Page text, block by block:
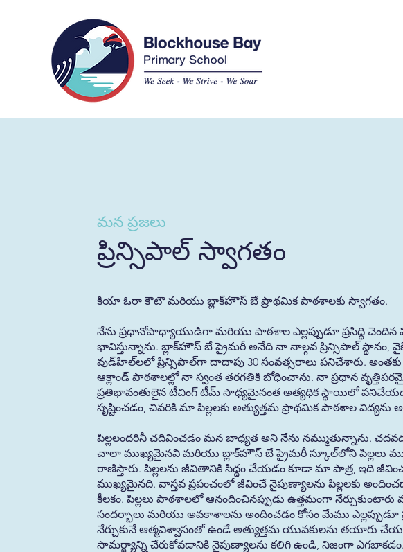
మన ప్రజలు
ప్రిన్సిపాల్ స్వాగతం
కియా ఓరా కౌటౌ మరియు బ్లాక్‌హౌస్ బే ప్రాథమిక పాఠశాలకు స్వాగతం.
నేను ప్రధానోపాధ్యాయుడిగా మరియు పాఠశాల ఎల్లప్పుడూ ప్రసిద్ధి
భావిస్తున్నాను. బ్లాక్‌హౌస్ బే ప్రైమరీ అనేది నా నాల్గవ ప్రిన్సిపాల్
వుడ్‌హిల్‌లలో ప్రిన్సిపాల్‌గా దాదాపు 30 సంవత్సరాలు పనిచేశారు.
ఆక్లాండ్ పాఠశాలల్లో నా స్వంత తరగతికి బోధించాను. నా ప్రధాన
ప్రతిభావంతులైన టీచింగ్ టీమ్ సాధ్యమైనంత అత్యధిక స్థాయిలో
సృష్టించడం, చివరికి మా పిల్లలకు అత్యుత్తమ ప్రాథమిక పాఠశాల విద్యను
పిల్లలందరినీ చదివించడం మన బాధ్యత అని నేను నమ్ముతున్నాను.
చాలా ముఖ్యమైనవి మరియు బ్లాక్‌హౌస్ బే ప్రైమరీ స్కూల్‌లోని పిల్లలు
రాణిస్తారు. పిల్లలను జీవితానికి సిద్ధం చేయడం కూడా మా పాత్ర, ఇది
ముఖ్యమైనది. వాస్తవ ప్రపంచంలో జీవించే నైపుణ్యాలను పిల్లలకు
కీలకం. పిల్లలు పాఠశాలలో ఆనందించినప్పుడు ఉత్తమంగా
సందర్భాలు మరియు అవకాశాలను అందించడం కోసం మేము
నేర్చుకునే ఆత్మవిశ్వాసంతో ఉండే అత్యుత్తమ యువకులను తయారు
సామర్థ్యాన్ని చేరుకోవడానికి నైపుణ్యాలను కలిగి ఉండి, నిజంగా ఎగబాకడం.